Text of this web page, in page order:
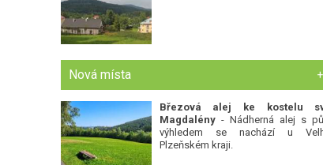
Nová místa
Březová alej ke kostelu
Magdalény- Nádherná alej s
výhledem se nachází u
Plzeňském kraji.